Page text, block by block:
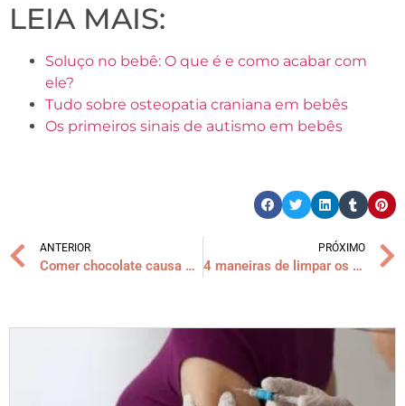
LEIA MAIS:
Soluço no bebê: O que é e como acabar com
ele?
Tudo sobre osteopatia craniana em bebês
Os primeiros sinais de autismo em bebês
ANTERIOR
Comer chocolate causa espinhas: mito ou verdade?
PRÓXIMO
4 maneiras de limpar os brinquedos de banho do bebê!